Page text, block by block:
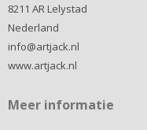
8211 AR Lelystad
Nederland
info@artjack.nl
www.artjack.nl
Meer informatie